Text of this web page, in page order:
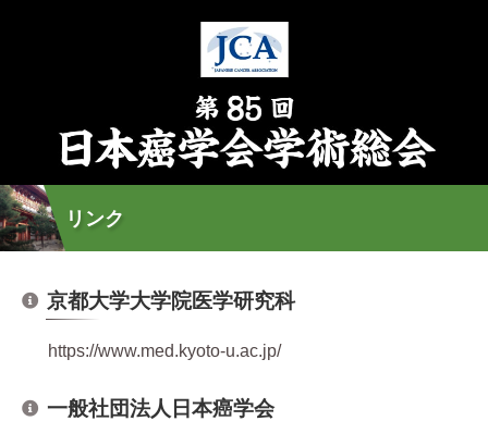
リンク
京都大学大学院医学研究科
https://www.med.kyoto-u.ac.jp/
一般社団法人日本癌学会